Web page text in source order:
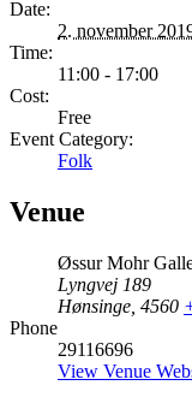
Date:
2. november
Time:
11:00 - 17:00
Cost:
Free
Event Category:
Folk
Venue
Øssur Mohr
Lyngvej 189
Hønsinge 4560
Phone
29116696
View Venue